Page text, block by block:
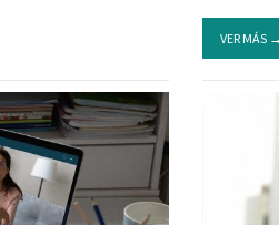
VER MÁS →